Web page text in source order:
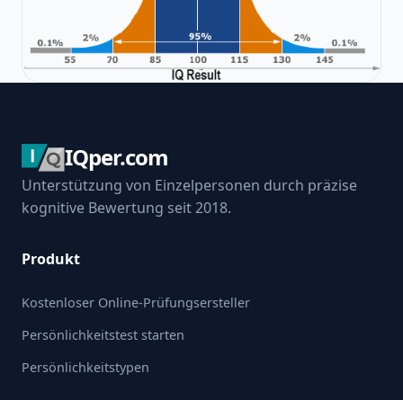
IQper.com
Unterstützung von Einzelpersonen durch präzise
kognitive Bewertung seit 2018.
Produkt
Kostenloser Online-Prüfungsersteller
Persönlichkeitstest starten
Persönlichkeitstypen